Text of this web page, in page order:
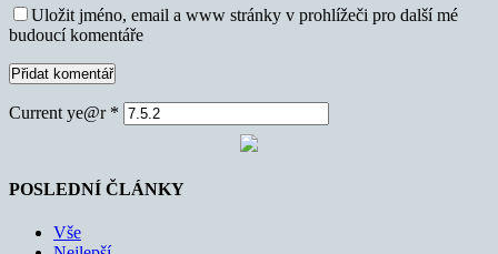
Uložit jméno, email a www stránky v prohlížeči pro další mé
budoucí komentáře
Current ye@r *
POSLEDNÍ ČLÁNKY
Vše